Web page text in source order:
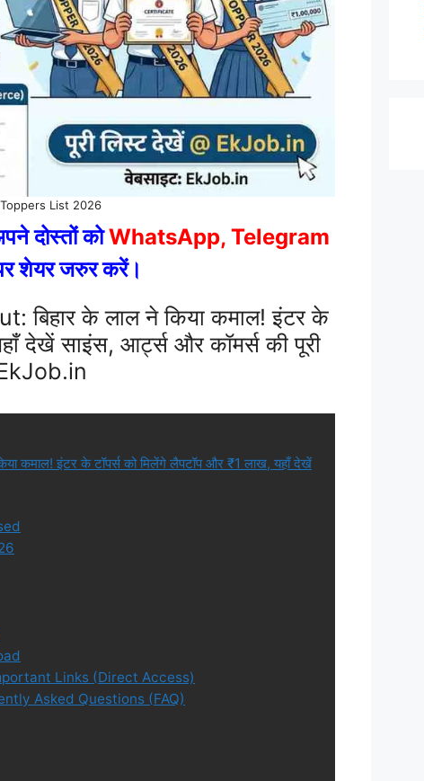
List 2026
दोस्तों कोWhatsApp, Telegram
शेयर जरुर करें।
के लाल ने किया कमाल! इंटर के
देखें साइंस, आर्ट्स और कॉमर्स की पूरी
इंटर के टॉपर्स को मिलेंगे लैपटॉप और ₹1 लाख, यहाँ देखें
Links (Direct Access)
Asked Questions (FAQ)